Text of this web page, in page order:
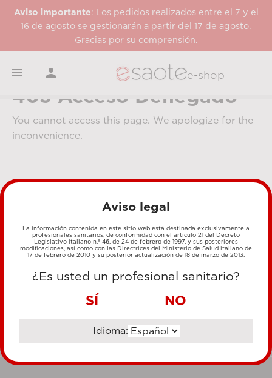
Aviso importante: Los pedidos realizados entre el 7 y el
16 de agosto se gestionarán a partir del 17 de agosto.
Gracias por su comprensión.
  e-shop
403 Acceso Denegado
You cannot access this page. We apologize for the
inconvenience.
MÉTODOS DE PAGO
TRANSFERENCIA BANCARIA
Ir al sitio corporativo
Aviso legal
La información contenida en este sitio web está destinada exclusivamente a
profesionales sanitarios, de conformidad con el artículo 21 del Decreto
Legislativo italiano n.º 46, de 24 de febrero de 1997, y sus posteriores
modificaciones, así como con las Directrices del Ministerio de Salud italiano de
17 de febrero de 2010 y su posterior actualización de 18 de marzo de 2013.
¿Es usted un profesional sanitario?
SÍ NO
Idioma: